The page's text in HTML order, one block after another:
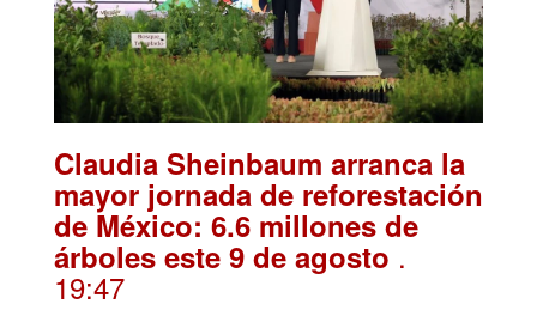
Claudia Sheinbaum arranca la
mayor jornada de reforestación
de México: 6.6 millones de
árboles este 9 de agosto .
19:47